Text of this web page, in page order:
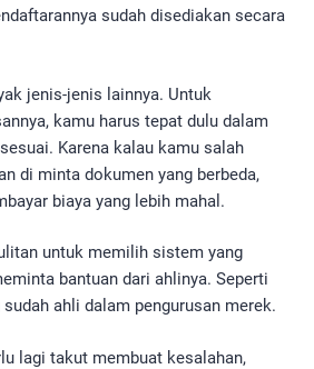
sudah disediakan secara
jenis-jenis lainnya. Untuk
kamu harus tepat dulu dalam
Karena kalau kamu salah
di minta dokumen yang berbeda,
biaya yang lebih mahal.
untuk memilih sistem yang
bantuan dari ahlinya. Seperti
ahli dalam pengurusan merek.
lagi takut membuat kesalahan,